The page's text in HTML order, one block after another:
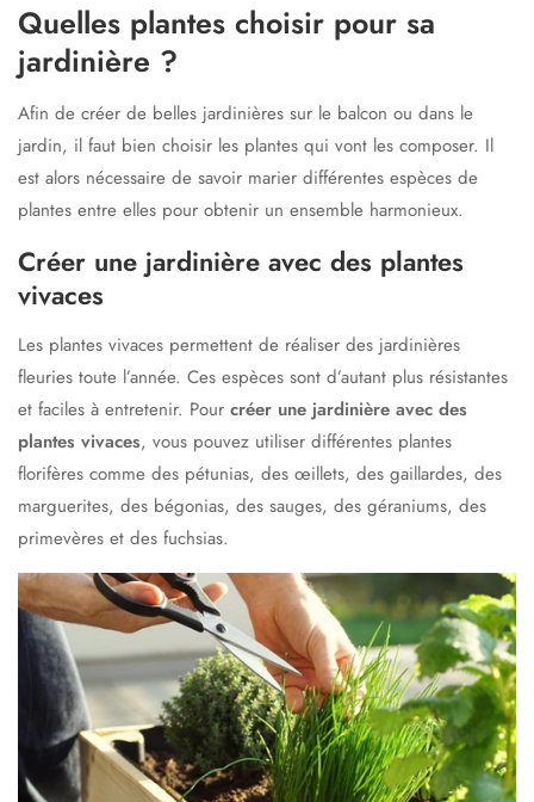
Quelles plantes choisir pour sa
jardinière ?
Afin de créer de belles jardinières sur le balcon ou dans le
jardin, il faut bien choisir les plantes qui vont les composer. Il
est alors nécessaire de savoir marier différentes espèces de
plantes entre elles pour obtenir un ensemble harmonieux.
Créer une jardinière avec des plantes
vivaces
Les plantes vivaces permettent de réaliser des jardinières
fleuries toute l’année. Ces espèces sont d’autant plus résistantes
et faciles à entretenir. Pour créer une jardinière avec des
plantes vivaces, vous pouvez utiliser différentes plantes
florifères comme des pétunias, des œillets, des gaillardes, des
marguerites, des bégonias, des sauges, des géraniums, des
primevères et des fuchsias.